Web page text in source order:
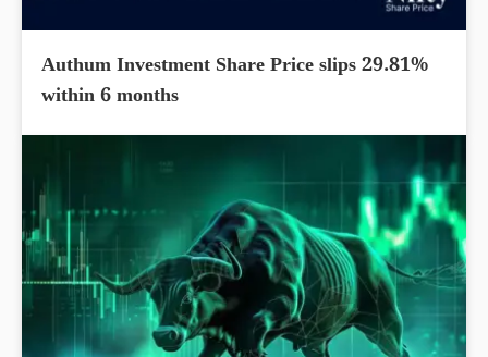
Authum Investment Share Price slips 29.81%
within 6 months